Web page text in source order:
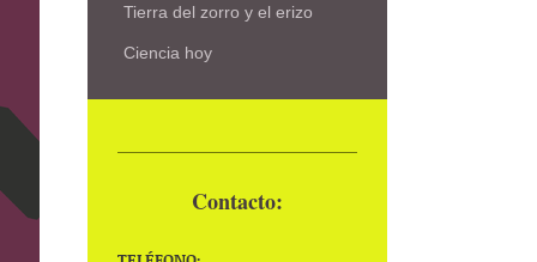
Tierra del zorro y el erizo
Ciencia hoy
Contacto: